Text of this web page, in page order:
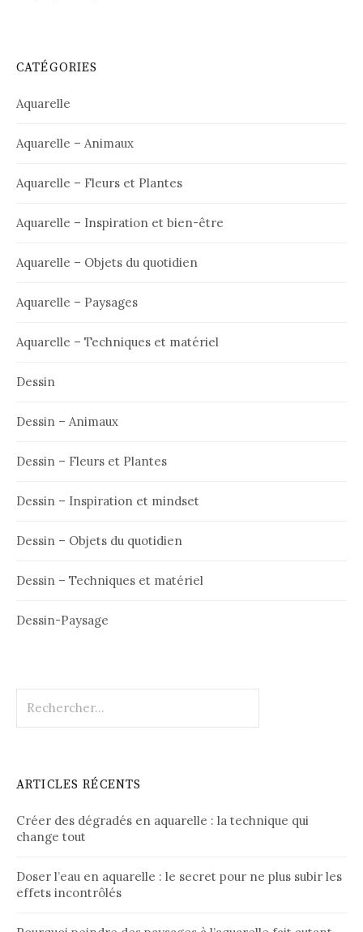
CATÉGORIES
Aquarelle
Aquarelle – Animaux
Aquarelle – Fleurs et Plantes
Aquarelle – Inspiration et bien-être
Aquarelle – Objets du quotidien
Aquarelle – Paysages
Aquarelle – Techniques et matériel
Dessin
Dessin – Animaux
Dessin – Fleurs et Plantes
Dessin – Inspiration et mindset
Dessin – Objets du quotidien
Dessin – Techniques et matériel
Dessin-Paysage
ARTICLES RÉCENTS
Créer des dégradés en aquarelle : la technique qui
change tout
Doser l’eau en aquarelle : le secret pour ne plus subir les
effets incontrôlés